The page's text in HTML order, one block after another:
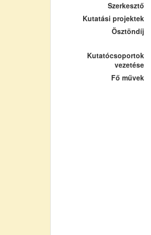
Szerkesztő
Kutatási projektek
Ösztöndíj
Kutatócsoportok
vezetése
Fő művek